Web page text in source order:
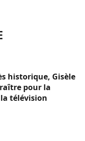
historique, Gisèle
pour la
télévision